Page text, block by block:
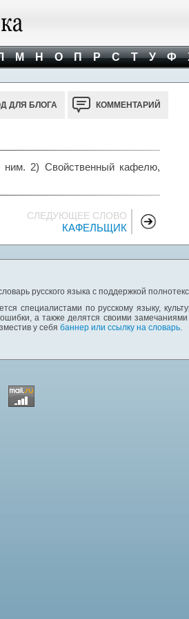
М Н О П Р С Т У Ф
ДЛЯ БЛОГА КОММЕНТАРИЙ
ним. 2) Свойственный кафелю,
СЛЕДУЮЩЕЕ СЛОВО
КАФЕЛЬЩИК
русского языка с поддержкой
специалистами по русскому языку,
а также делятся своими
у себя баннер или ссылку на словарь.